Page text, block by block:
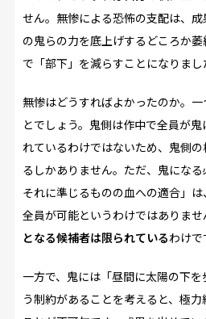
せん。無惨による恐怖の支配は、
の鬼らの力を底上げするどころか
で「部下」を減らすことになりまし
無惨はどうすればよかったのか。一
とでしょう。鬼側は作中で全員が
れているわけではないため、鬼側
るしかありません。ただ、鬼にな
それに準じるものの血への適合」
全員が可能というわけではありませ
となる候補者は限られているわけで
一方で、鬼には「昼間に太陽の下
う制約があることを考えると、極